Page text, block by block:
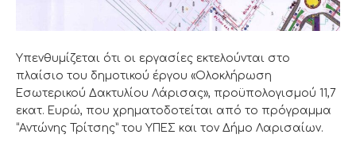
Υπενθυμίζεται ότι οι εργασίες εκτελούνται στο
πλαίσιο του δημοτικού έργου «Ολοκλήρωση
Εσωτερικού Δακτυλίου Λάρισας», προϋπολογισμού 11,7
εκατ. Ευρώ, που χρηματοδοτείται από το πρόγραμμα
“Αντώνης Τρίτσης” του ΥΠΕΣ και τον Δήμο Λαρισαίων.